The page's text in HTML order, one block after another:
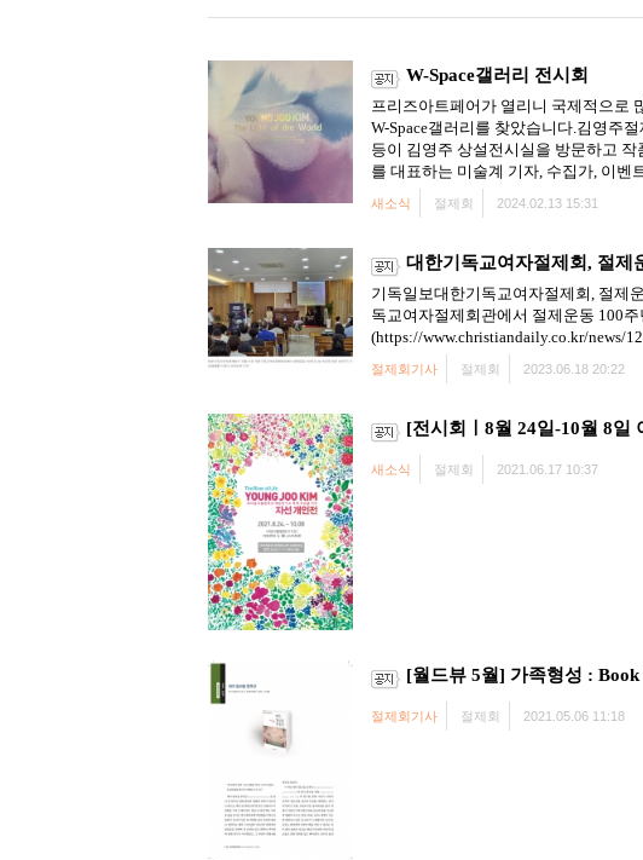
W-Space갤러리 전시회
프리즈아트페어가 열리니 국제적으로
W-Space갤러리를 찾았습니다.김영주
등이 김영주 상설전시실을 방문하고
를 대표하는 미술계 기자, 수집가, 이벤
새소식 절제회 2024.02.13 15:31
대한기독교여자절제회, 절제
기독일보대한기독교여자절제회, 절제
독교여자절제회관에서 절제운동 100
(https://www.christiandaily.co.kr/news/
절제회기사 절제회 2023.06.18 20:22
[전시회ㅣ8월 24일-10월 8일
새소식 절제회 2021.06.17 10:37
[월드뷰 5월] 가족형성 :
절제회기사 절제회 2021.05.06 11:18